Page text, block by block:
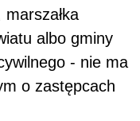
albo gminy
- nie ma
o zastępcach